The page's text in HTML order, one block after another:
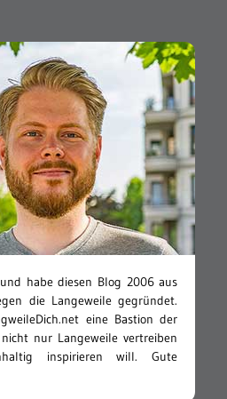
habe diesen Blog 2006 aus
die Langeweile gegründet.
eine Bastion der
nur Langeweile vertreiben
inspirieren will. Gute